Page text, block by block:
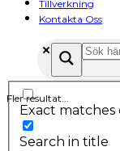
Tillverkning
Kontakta Oss
Fler resultat...
Exact matches
Search in title